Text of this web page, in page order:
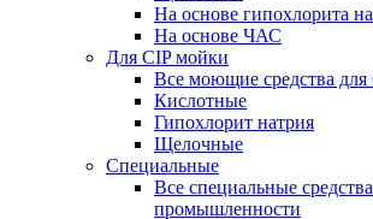
На основе гипохлорита
На основе ЧАС
Для CIP мойки
Все моющие средства для
Кислотные
Гипохлорит натрия
Щелочные
Специальные
Все специальные
промышленности